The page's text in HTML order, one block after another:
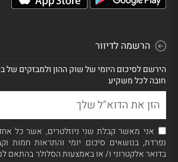
הרשמה לדיוור
הירשם לסיכום היומי של שוק ההון ולמבזקים של
חובה לכל משקיע
אני מאשר קבלת שני ניוזלטרים, אשר כל
נפרדת, בנושאים סיכום יומי והתראות חמות
בדואר אלקטרוני ו/ או באמצעות הסלולר בהתאם